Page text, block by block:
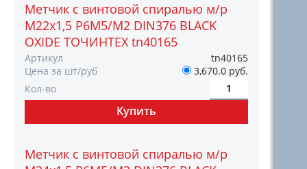
Метчик с винтовой спиралью м/р
М22х1,5 Р6М5/М2 DIN376 BLACK
OXIDE ТОЧИНТЕХ tn40165
Артикул
tn40165
Цена за шт/руб
3,670.0 руб.
Кол-во
Метчик с винтовой спиралью м/р